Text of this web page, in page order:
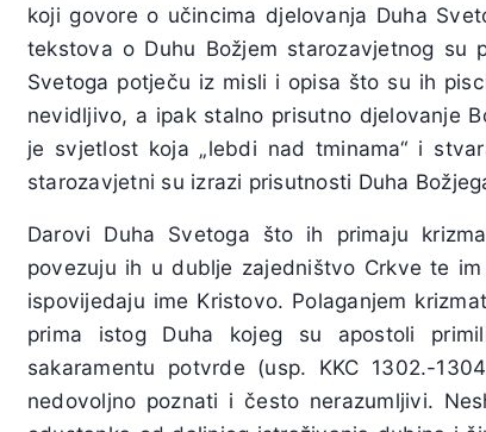
koji govore o učincima djelovanja Duha
tekstova o Duhu Božjem starozavjetnog su
Svetoga potječu iz misli i opisa što su ih
nevidljivo, a ipak stalno prisutno djelovanje
je svjetlost koja „lebdi nad tminama“ i
starozavjetni su izrazi prisutnosti Duha
Darovi Duha Svetoga što ih primaju
povezuju ih u dublje zajedništvo Crkve te
ispovijedaju ime Kristovo. Polaganjem
prima istog Duha kojeg su apostoli
sakaramentu potvrde (usp. KKC 1302.-
nedovoljno poznati i često nerazumljivi.